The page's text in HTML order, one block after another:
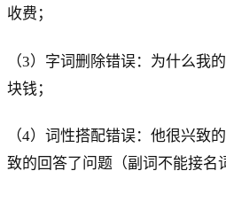
收费；
（3）字词删除错误：为什么我
块钱；
（4）词性搭配错误：他很兴致
致的回答了问题（副词不能接名